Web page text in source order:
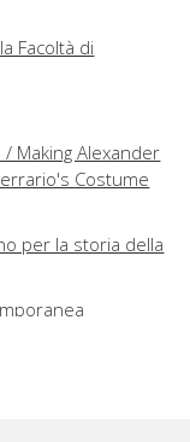
Facoltà di
Making Alexander
Costume
per la storia della
Pier Luigi